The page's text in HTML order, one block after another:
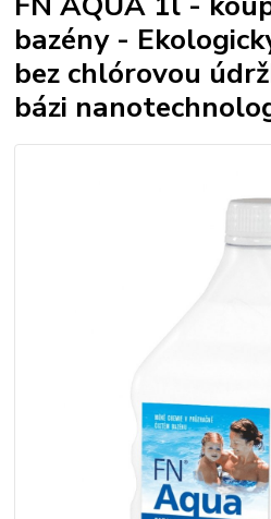
bazény -
bez chlórovou
bázi